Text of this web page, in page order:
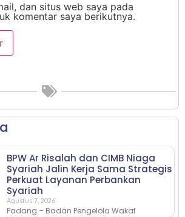
dan situs web saya pada
komentar saya berikutnya.
BPW Ar Risalah dan CIMB Niaga
Syariah Jalin Kerja Sama Strategis
Perkuat Layanan Perbankan
Syariah
Agustus 7, 2026
Padang – Badan Pengelola Wakaf